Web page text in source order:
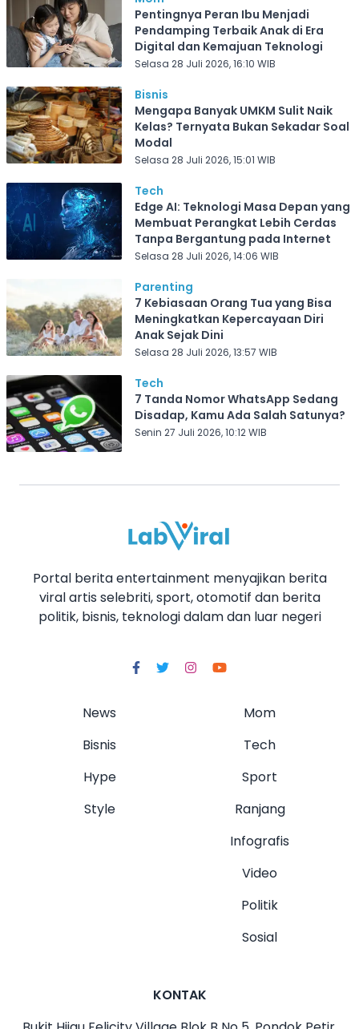
Pentingnya Peran Ibu Menjadi
Pendamping Terbaik Anak di Era
Digital dan Kemajuan Teknologi
Selasa 28 Juli 2026, 16:10 WIB
Bisnis
Mengapa Banyak UMKM Sulit Naik
Kelas? Ternyata Bukan Sekadar Soal
Modal
Selasa 28 Juli 2026, 15:01 WIB
Tech
Edge AI: Teknologi Masa Depan yang
Membuat Perangkat Lebih Cerdas
Tanpa Bergantung pada Internet
Selasa 28 Juli 2026, 14:06 WIB
Parenting
7 Kebiasaan Orang Tua yang Bisa
Meningkatkan Kepercayaan Diri
Anak Sejak Dini
Selasa 28 Juli 2026, 13:57 WIB
Tech
7 Tanda Nomor WhatsApp Sedang
Disadap, Kamu Ada Salah Satunya?
Senin 27 Juli 2026, 10:12 WIB
Portal berita entertainment menyajikan berita
viral artis selebriti, sport, otomotif dan berita
politik, bisnis, teknologi dalam dan luar negeri
News
Bisnis
Hype
Style
Mom
Tech
Sport
Ranjang
Infografis
Video
Politik
Sosial
KONTAK